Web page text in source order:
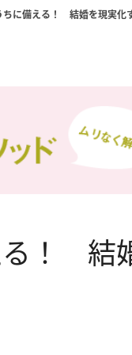
ちに備える！ 結婚を現実化
！ 結